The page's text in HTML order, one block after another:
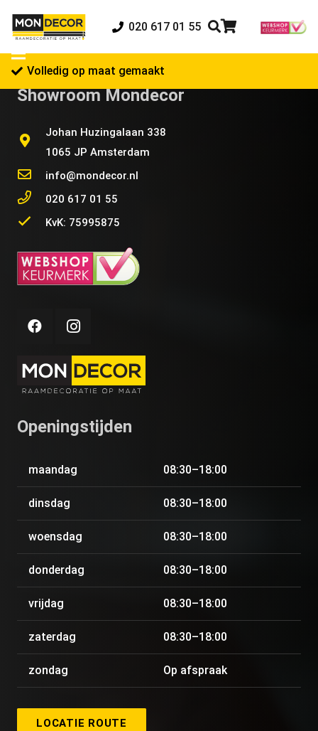
020 617 01 55
Volledig op maat gemaakt
Showroom Mondecor
Johan Huzingalaan 338
1065 JP Amsterdam
info@mondecor.nl
020 617 01 55
KvK: 75995875
Openingstijden
maandag 08:30–18:00
dinsdag 08:30–18:00
woensdag 08:30–18:00
donderdag 08:30–18:00
vrijdag 08:30–18:00
zaterdag 08:30–18:00
zondag Op afspraak
LOCATIE ROUTE